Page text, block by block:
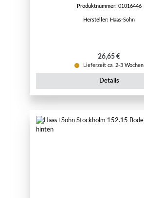
Produktnummer: 01016446
Hersteller: Haas-Sohn
Regulärer Preis:
26,65 €
Lieferzeit ca. 2-3 Wochen
Details